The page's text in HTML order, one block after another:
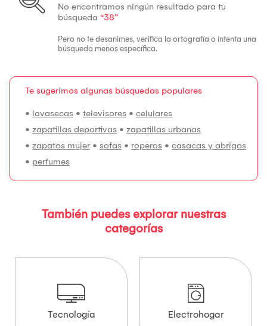
No encontramos ningún resultado para tu
búsqueda “38”
Pero no te desanimes, verifica la ortografía o intenta una
búsqueda menos específica.
Te sugerimos algunas búsquedas populares
• lavasecas • televisores • celulares
• zapatillas deportivas • zapatillas urbanas
• zapatos mujer • sofas • roperos • casacas y abrigos
• perfumes
También puedes explorar nuestras
categorías
Tecnología Electrohogar